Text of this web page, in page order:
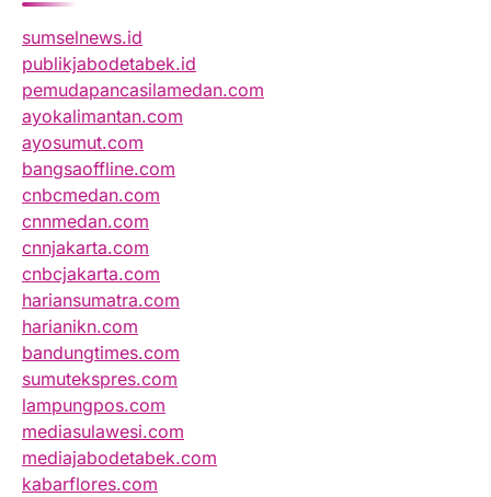
sumselnews.id
publikjabodetabek.id
pemudapancasilamedan.com
ayokalimantan.com
ayosumut.com
bangsaoffline.com
cnbcmedan.com
cnnmedan.com
cnnjakarta.com
cnbcjakarta.com
hariansumatra.com
harianikn.com
bandungtimes.com
sumutekspres.com
lampungpos.com
mediasulawesi.com
mediajabodetabek.com
kabarflores.com